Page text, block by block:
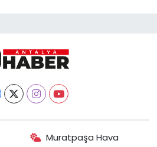
Muratpaşa Hava